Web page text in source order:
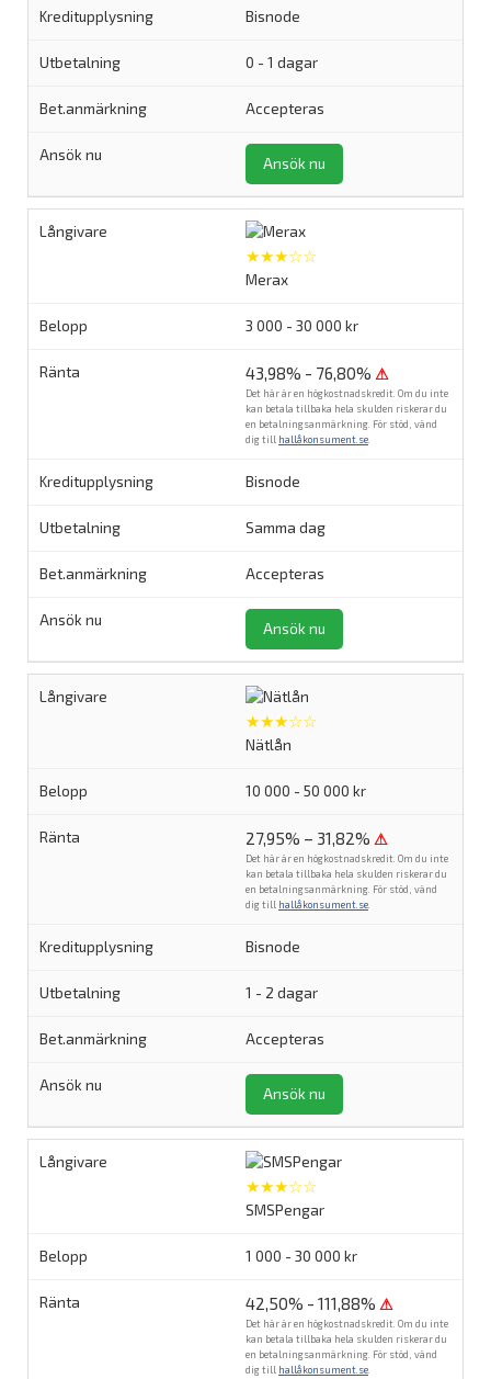
Bisnode
0 - 1 dagar
Accepteras
Ansök nu
★★★☆☆
Merax
3 000 - 30 000 kr
43,98% - 76,80% ⚠
Det här är en högkostnadskredit. Om du inte
kan betala tillbaka hela skulden riskerar du
en betalningsanmärkning. För stöd, vänd
dig till hallåkonsument.se.
Bisnode
Samma dag
Accepteras
Ansök nu
★★★☆☆
Nätlån
10 000 - 50 000 kr
27,95% – 31,82% ⚠
Det här är en högkostnadskredit. Om du inte
kan betala tillbaka hela skulden riskerar du
en betalningsanmärkning. För stöd, vänd
dig till hallåkonsument.se.
Bisnode
1 - 2 dagar
Accepteras
Ansök nu
★★★☆☆
SMSPengar
1 000 - 30 000 kr
42,50% - 111,88% ⚠
Det här är en högkostnadskredit. Om du inte
kan betala tillbaka hela skulden riskerar du
en betalningsanmärkning. För stöd, vänd
dig till hallåkonsument.se.